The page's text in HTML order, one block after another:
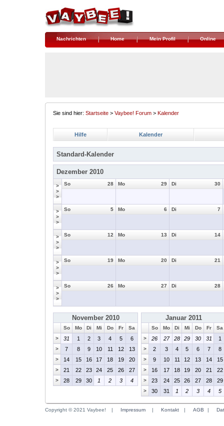
Nachrichten Home Mein Profil Online
Sie sind hier: Startseite > Vaybee! Forum > Kalender
Hilfe Kalender
Standard-Kalender
Dezember 2010
>
>
>
28
So 29
Mo 30
Di
>
>
>
5
So 6
Mo 7
Di
>
>
>
12
So 13
Mo 14
Di
>
>
>
19
So 20
Mo 21
Di
>
>
>
26
So 27
Mo 28
Di
November 2010
So Mo Di Mi Do Fr
Sa
>
31 1 2 3 4 5 6
> 7 8 9 10 11 12 13
> 14 15 16 17 18 19 20
> 21 22 23 24 25 26 27
> 28 29 30 1 2 3 4
Januar 2011
So Mo Di Mi Do Fr
Sa
>
26 27 28 29 30 31 1
> 2 3 4 5 6 7 8
> 9 10 11 12 13 14 15
> 16 17 18 19 20 21 22
> 23 24 25 26 27 28 29
> 30 31 1 2 3 4 5
Copyright © 2021 Vaybee! | Impressum | Kontakt | AGB |